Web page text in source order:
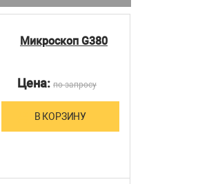
Микроскоп G380
Цена: по запросу
В КОРЗИНУ